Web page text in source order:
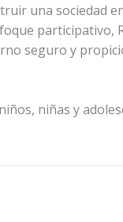
una sociedad
participativo,
seguro y
niñas y